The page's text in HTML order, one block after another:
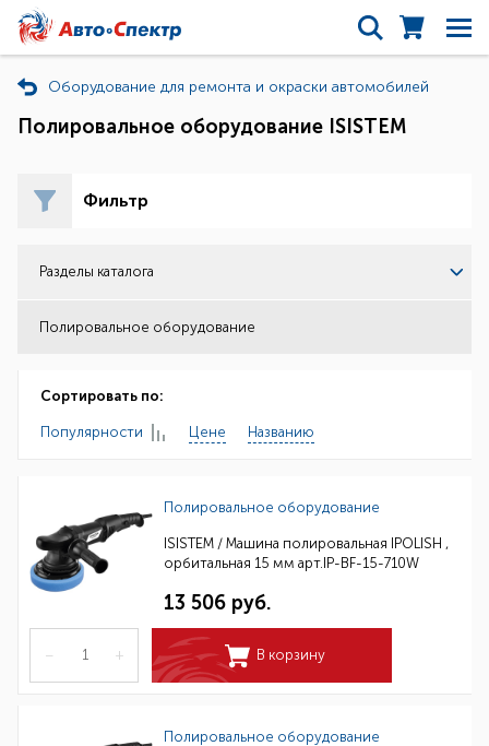
Оборудование для ремонта и окраски автомобилей
Полировальное оборудование ISISТEM
Фильтр
Разделы каталога
Полировальное оборудование
Сортировать по:
Популярности Цене Названию
Полировальное оборудование
ISISTEM / Машина полировальная IPOLISH ,
орбитальная 15 мм арт.IP-BF-15-710W
13 506 руб.
– + В корзину
Полировальное оборудование